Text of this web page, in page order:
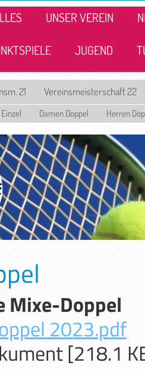
UNSER VEREIN
JUGEND
21 Vereinsmeisterschaft 22
Damen Doppel Herren
Mixe-Doppel
2023.pdf
[218.1